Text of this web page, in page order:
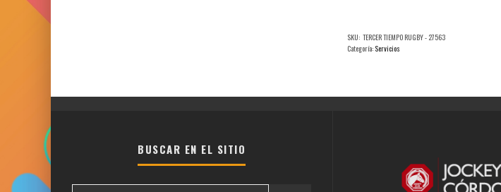
SKU: TERCER TIEMPO RUGBY - 27563
Categoría: Servicios
BUSCAR EN EL SITIO